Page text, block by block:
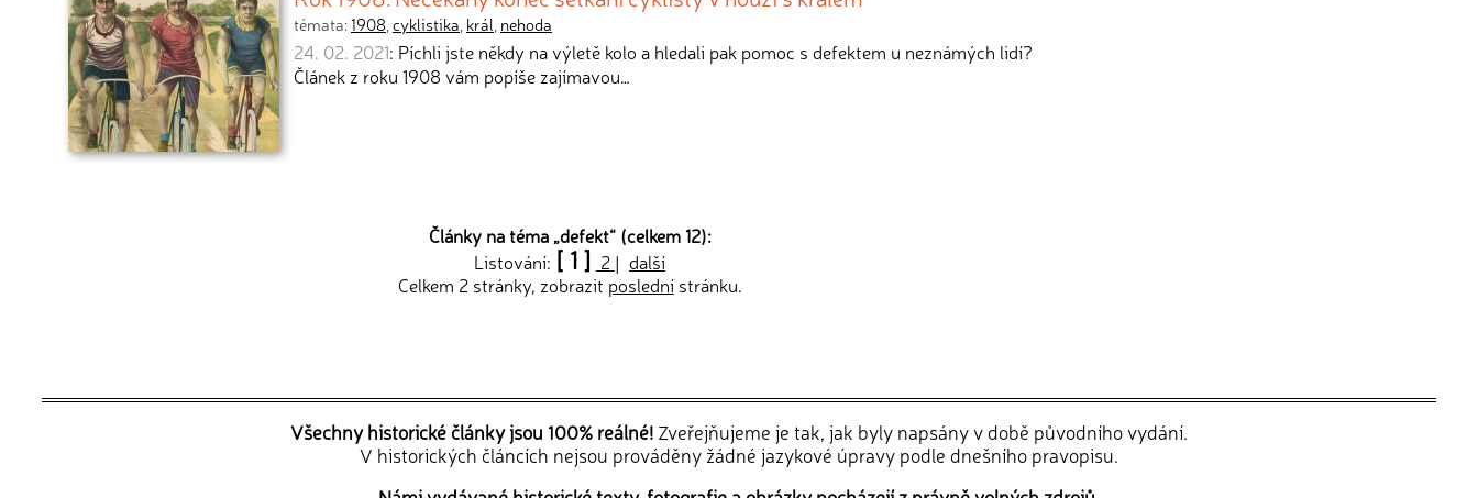
témata:1908,cyklistika, král, nehoda
24. 02. 2021: Píchli jste někdy na výletě kolo a hledali pak pomoc s defektem u neznámých lidí?
Článek z roku 1908 vám popíše zajímavou…
Články na téma „defekt“ (celkem 12):
Listování: [ 1 ] 2 | další
Celkem 2 stránky, zobrazit poslednístránku.
Všechny historické články jsou 100% reálné! Zveřejňujeme je tak, jak byly napsány v době původního vydání.
V historických článcích nejsou prováděny žádné jazykové úpravy podle dnešního pravopisu.